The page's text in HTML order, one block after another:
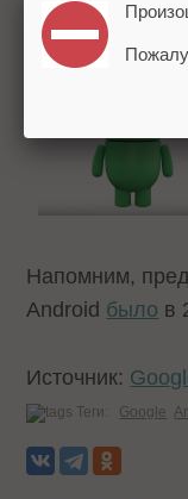
Напомним,
Android было в
Источник:
Теги: Google